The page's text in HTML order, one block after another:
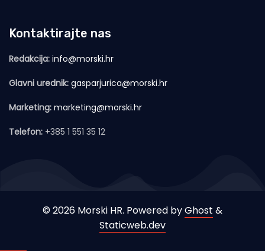
Kontaktirajte nas
Redakcija: info@morski.hr
Glavni urednik: gasparjurica@morski.hr
Marketing: marketing@morski.hr
Telefon: +385 1 551 35 12
© 2026 Morski HR. Powered byGhost &
Staticweb.dev